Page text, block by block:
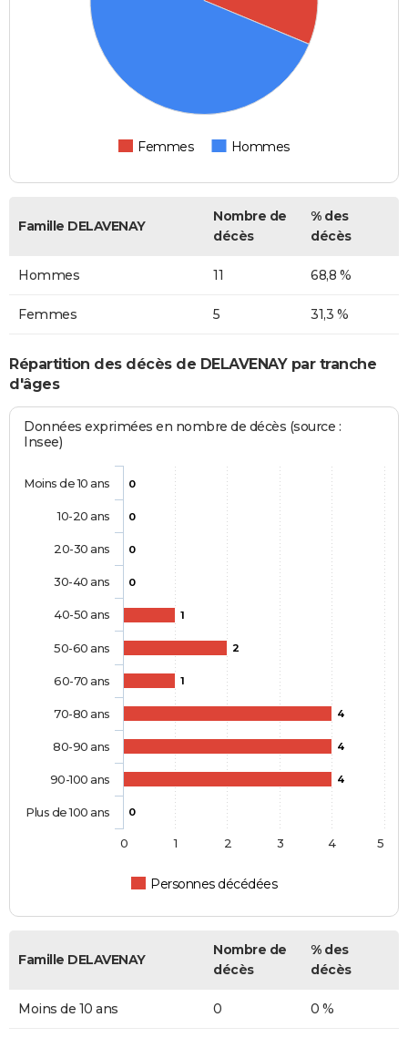
Femmes Hommes
Famille DELAVENAY
Nombre de
décès
% des
décès
Hommes 11 68,8 %
Femmes 5 31,3 %
Répartition des décès de DELAVENAY par tranche
d'âges
Données exprimées en nombre de décès (source :
Insee)
0
0
0
0
1
2
1
4
4
4
0
Personnes décédées
Moins de 10 ans
10-20 ans
20-30 ans
30-40 ans
40-50 ans
50-60 ans
60-70 ans
70-80 ans
80-90 ans
90-100 ans
Plus de 100 ans
0 1 2 3 4 5
Famille DELAVENAY
Nombre de
décès
% des
décès
Moins de 10 ans 0 0 %